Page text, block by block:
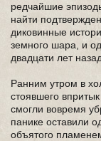
редчайшие
найти
диковинные
земного шара, и
двадцати лет
Ранним утром в
стоявшего
смогли вовремя
панике оставили
объятого